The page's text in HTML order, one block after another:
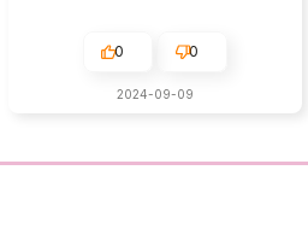
0 0
2024-09-09